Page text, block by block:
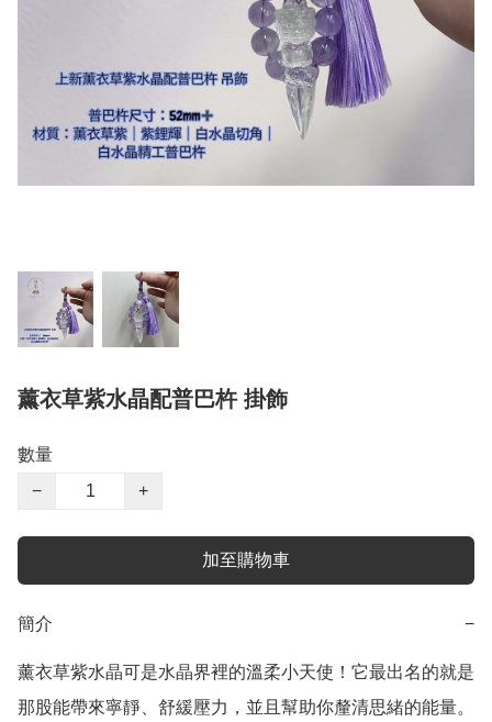
薰衣草紫水晶配普巴杵 掛飾
數量
−
+
加至購物車
簡介 −
薰衣草紫水晶可是水晶界裡的溫柔小天使！它最出名的就是
那股能帶來寧靜、舒緩壓力，並且幫助你釐清思緒的能量。